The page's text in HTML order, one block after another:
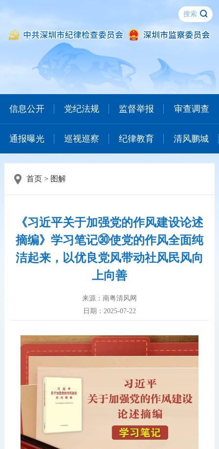
信息公开 党纪法规 监督举报 审查调查
通报曝光 巡视巡察 纪律教育 清风鹏城
首页> 图解
《习近平关于加强党的作风建设论述
摘编》学习笔记㉚使党的作风全面纯
洁起来，以优良党风带动社风民风向
上向善
来源：南粤清风网
日期：2025-07-22